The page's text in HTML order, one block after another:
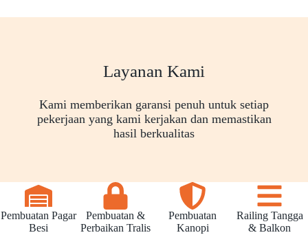
Layanan Kami
Kami memberikan garansi penuh untuk setiap
pekerjaan yang kami kerjakan dan memastikan
hasil berkualitas
Pembuatan Pagar
Besi
Pembuatan &
Perbaikan Tralis
Pembuatan
Kanopi
Railing Tangga
& Balkon